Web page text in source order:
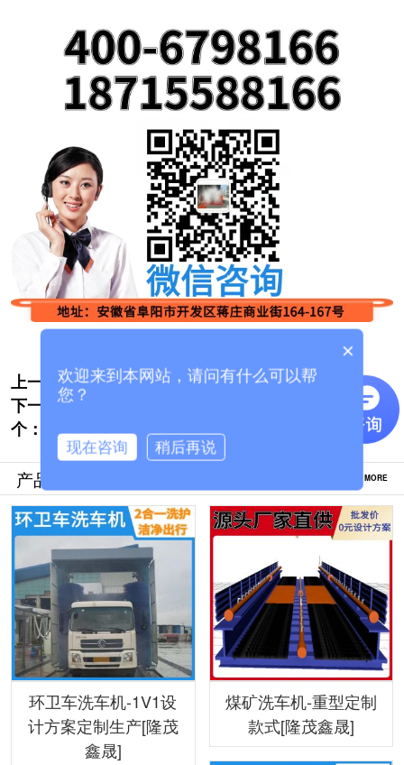
上一个: 门式洗车系统-厂家直供批发价[隆茂鑫晟]
下一
个：
桐柏搅拌站龙门洗车机生产厂家联系方式[隆
茂鑫晟]
产品推荐 MORE
环卫车洗车机-1V1设
计方案定制生产[隆茂
鑫晟]
煤矿洗车机-重型定制
款式[隆茂鑫晟]
×
欢迎来到本网站，请问有什么可以帮
您？
现在咨询 稍后再说